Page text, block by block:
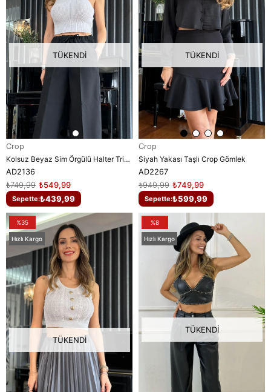
TÜKENDI
Crop
Kolsuz Beyaz Sim Örgülü Halter Triko Kazak
AD2136
₺549,99
₺749,99
Sepette:₺439,99
TÜKENDI
Crop
Siyah Yakası Taşlı Crop Gömlek
AD2267
₺749,99
₺949,99
Sepette:₺599,99
TÜKENDI
%35
Hızlı Kargo
TÜKENDI
%8
Hızlı Kargo